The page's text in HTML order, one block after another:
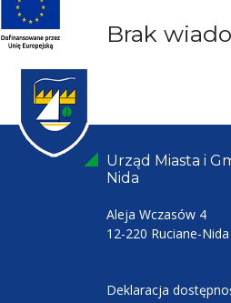
Brak
Urząd Miasta i
Nida
Aleja Wczasów 4
12-220 Ruciane-Nida
Deklaracja